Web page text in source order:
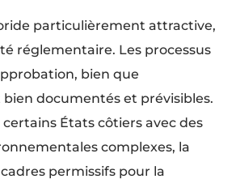
particulièrement attractive,
réglementaire. Les processus
bien que
documentés et prévisibles.
États côtiers avec des
complexes, la
permissifs pour la